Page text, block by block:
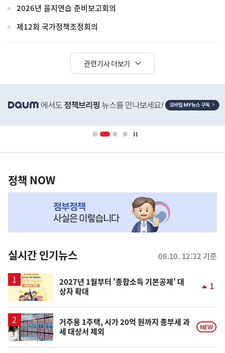
2026년 을지연습 준비보고회의
제12회 국가정책조정회의
관련기사 더보기
단
영
책
NOW,
뉴
스
정책 NOW
실시간 인기뉴스 08.10. 12:32 기준
2027년 1월부터 '종합소득 기본공제' 대
상자 확대
승
1
거주용 1주택, 시가 20억 원까지 종부세 과
세 대상서 제외
NEW